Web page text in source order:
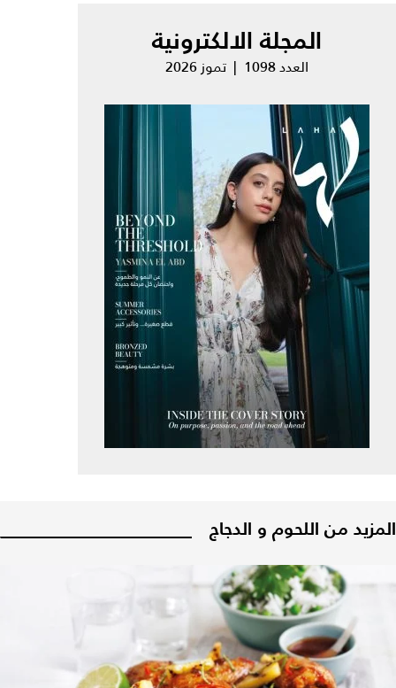
المجلة الالكترونية
العدد 1098 | تموز 2026
المزيد من اللحوم و الدجاج